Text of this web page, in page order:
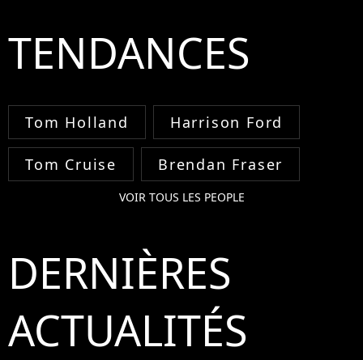
TENDANCES
Tom Holland Harrison Ford
Tom Cruise Brendan Fraser
VOIR TOUS LES PEOPLE
DERNIÈRES
ACTUALITÉS